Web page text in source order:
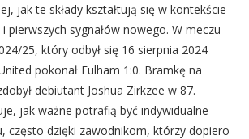
jak te składy kształtują się w kontekście
pierwszych sygnałów nowego. W meczu
25, który odbył się 16 sierpnia 2024
pokonał Fulham 1:0. Bramkę na
debiutant Joshua Zirkzee w 87.
jak ważne potrafią być indywidualne
często dzięki zawodnikom, którzy dopiero